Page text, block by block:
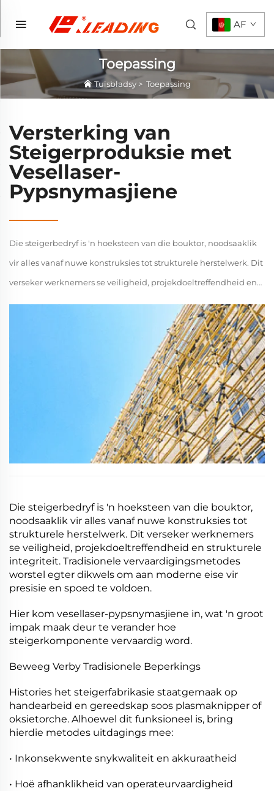
AF
Toepassing
Tuisbladsy > Toepassing
Versterking van
Steigerproduksie met
Vesellaser-
Pypsnymasjiene
Die steigerbedryf is 'n hoeksteen van die bouktor, noodsaaklik
vir alles vanaf nuwe konstruksies tot strukturele herstelwerk. Dit
verseker werknemers se veiligheid, projekdoeltreffendheid en
worstel egter dikwels om aan moderne eise vir presisie en
Die steigerbedryf is 'n hoeksteen van die bouktor,
noodsaaklik vir alles vanaf nuwe konstruksies tot
strukturele herstelwerk. Dit verseker werknemers
se veiligheid, projekdoeltreffendheid en strukturele
integriteit. Tradisionele vervaardigingsmetodes
worstel egter dikwels om aan moderne eise vir
presisie en spoed te voldoen.
Hier kom vesellaser-pypsnymasjiene in, wat 'n groot
impak maak deur te verander hoe
steigerkomponente vervaardig word.
Beweeg Verby Tradisionele Beperkings
Histories het steigerfabrikasie staatgemaak op
handearbeid en gereedskap soos plasmaknipper of
oksietorche. Alhoewel dit funksioneel is, bring
hierdie metodes uitdagings mee:
• Inkonsekwente snykwaliteit en akkuraatheid
• Hoë afhanklikheid van operateurvaardigheid